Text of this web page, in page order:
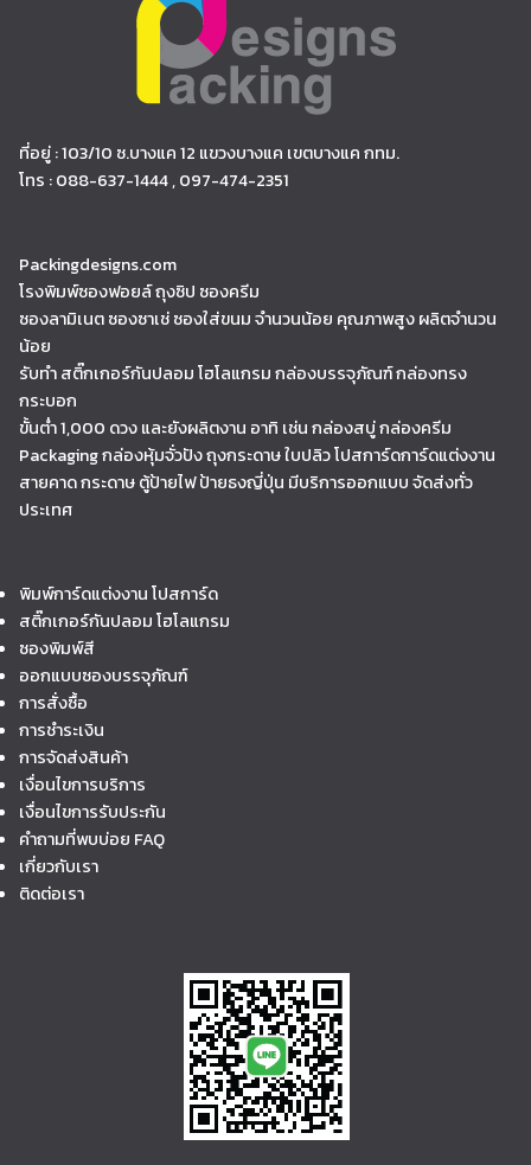
ที่อยู่ : 103/10 ซ.บางแค 12 แขวงบางแค เขตบางแค กทม.
โทร : 088-637-1444 , 097-474-2351
Packingdesigns.com
โรงพิมพ์ซองฟอยล์ ถุงซิป ซองครีม
ซองลามิเนต ซองซาเช่ ซองใส่ขนม จำนวนน้อย คุณภาพสูง ผลิตจำนวน
น้อย
รับทำ สติ๊กเกอร์กันปลอม โฮโลแกรม กล่องบรรจุภัณฑ์ กล่องทรง
กระบอก
ขั้นต่ำ 1,000 ดวง และยังผลิตงาน อาทิ เช่น กล่องสบู่ กล่องครีม
Packaging กล่องหุ้มจั่วปัง ถุงกระดาษ ใบปลิว โปสการ์ดการ์ดแต่งงาน
สายคาด กระดาษ ตู้ป้ายไฟ ป้ายธงญี่ปุ่น มีบริการออกแบบ จัดส่งทั่ว
ประเทศ
พิมพ์การ์ดแต่งงาน โปสการ์ด
สติ๊กเกอร์กันปลอม โฮโลแกรม
ซองพิมพ์สี
ออกแบบซองบรรจุภัณฑ์
การสั่งซื้อ
การชำระเงิน
การจัดส่งสินค้า
เงื่อนไขการบริการ
เงื่อนไขการรับประกัน
คำถามที่พบบ่อย FAQ
เกี่ยวกับเรา
ติดต่อเรา